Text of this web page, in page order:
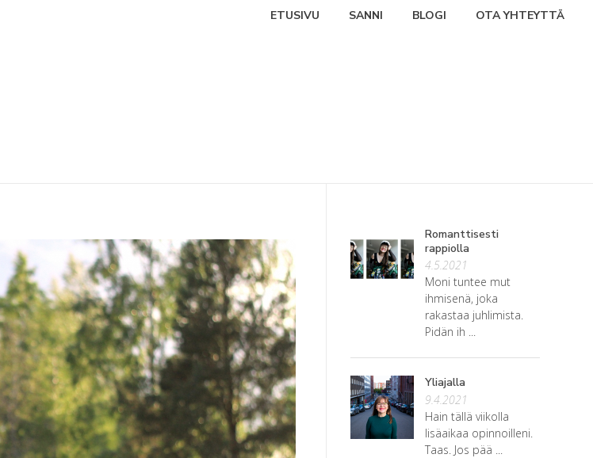
ETUSIVU SANNI BLOGI OTA YHTEYTTÄ
Romanttisesti
rappiolla
4.5.2021
Moni tuntee mut
ihmisenä, joka
rakastaa juhlimista.
Pidän ih ...
Yliajalla
9.4.2021
Hain tällä viikolla
lisäaikaa opinnoilleni.
Taas. Jos pää ...